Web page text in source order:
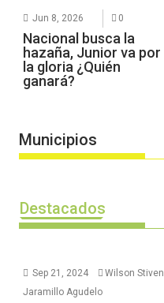
Jun 8, 2026 0
Nacional busca la
hazaña, Junior va por
la gloria ¿Quién
ganará?
Municipios
Destacados
Sep 21, 2024
Wilson Stiven
Jaramillo Agudelo